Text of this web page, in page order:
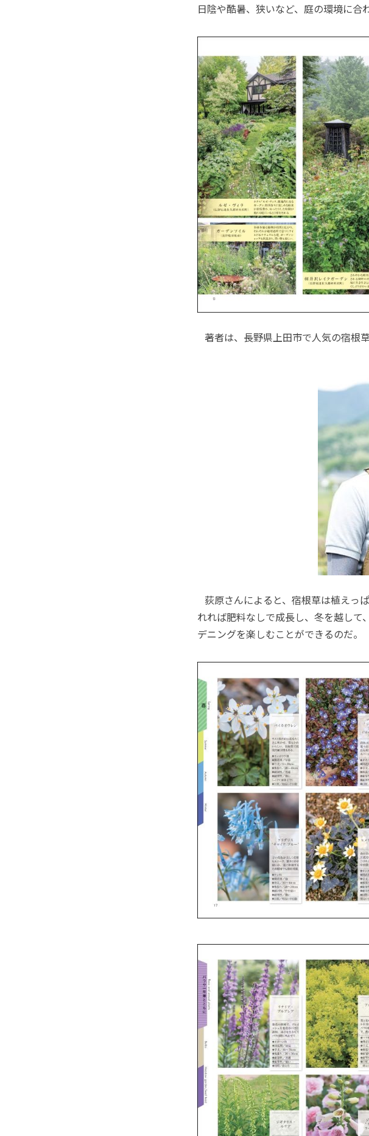
日陰や酷暑、狭いなど、庭の環境に合
著者は、長野県上田市で人気の宿根
荻原さんによると、宿根草は植えっ
れれば肥料なしで成長し、冬を越して
デニングを楽しむことができるのだ。